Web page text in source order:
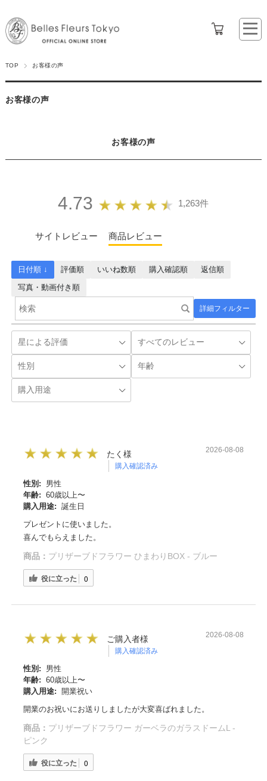
TOP お客様の声
お客様の声
お客様の声
4.73 1,263件
サイトレビュー 商品レビュー
詳細フィルター
日付順 ↓ 評価順 いいね数順 購入確認順
返信順
写真・動画付き順
たく様
購入確認済み
2026-08-08
性別:
男性
年齢: 60歳以上〜
購入用途: 誕生日
プレゼントに使いました。
喜んでもらえました。
商品： プリザーブドフラワー ひまわりBOX - ブルー
役に立った 0
ご購入者様
購入確認済み
2026-08-08
性別:
男性
年齢: 60歳以上〜
購入用途:
開業祝い
開業のお祝いにお送りしましたが大変喜ばれました。
商品： プリザーブドフラワー ガーベラのガラスドームL -
ピンク
役に立った 0